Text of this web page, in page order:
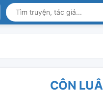
CÔN